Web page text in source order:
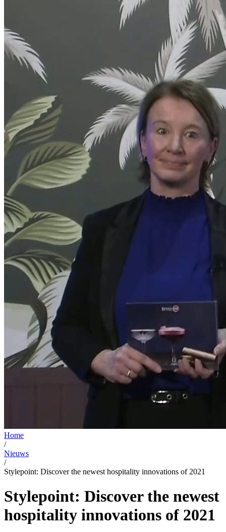
Home
/
Nieuws
/
Stylepoint: Discover the newest hospitality innovations of 2021
Stylepoint: Discover the newest
hospitality innovations of 2021